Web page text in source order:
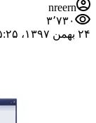
nreern
۳٬۷۳۰
۲۴ بهمن ۱۳۹۷،‏ ۱۵:۲۵